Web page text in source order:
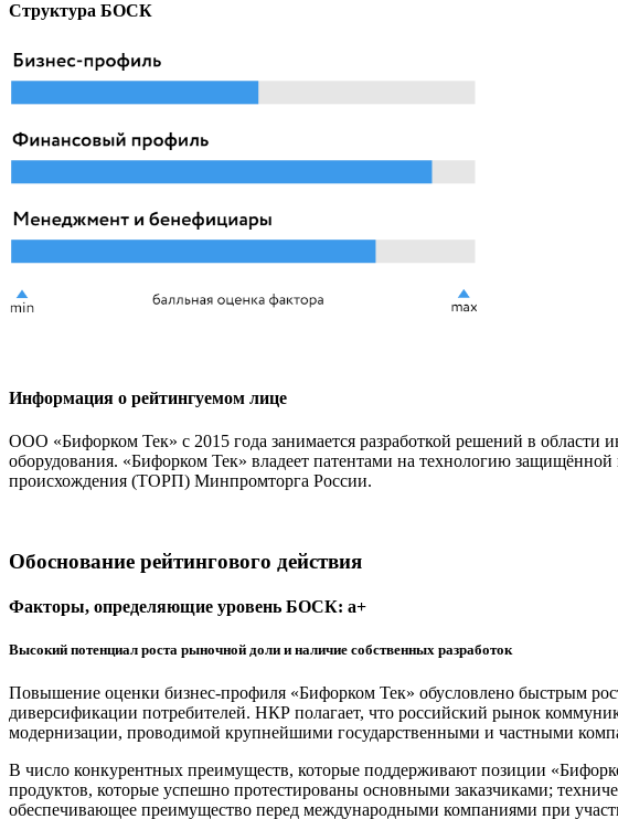
Структура БОСК
Информация о рейтингуемом лице
ООО «Бифорком Тек» с 2015 года занимается разработкой решений в
оборудования. «Бифорком Тек» владеет патентами на технологию
происхождения (ТОРП) Минпромторга России.
Обоснование рейтингового действия
Факторы, определяющие уровень БОСК: a+
Высокий потенциал роста рыночной доли и наличие собственных разработок
Повышение оценки бизнес-профиля «Бифорком Тек» обусловлено быстрым
диверсификации потребителей. НКР полагает, что российский рынок
модернизации, проводимой крупнейшими государственными и частными
В число конкурентных преимуществ, которые поддерживают позиции
продуктов, которые успешно протестированы основными заказчиками;
обеспечивающее преимущество перед международными компаниями при